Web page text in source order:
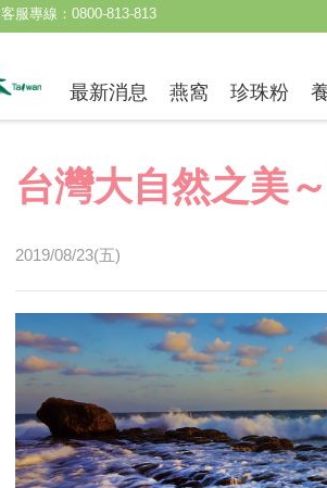
台灣大自然之美
2019/08/23(五)
最新消息 燕窩 珍珠粉
客服專線：0800-813-813